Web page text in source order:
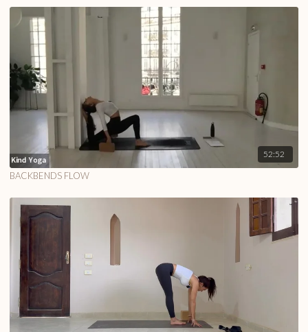
52:52
BACKBENDS FLOW